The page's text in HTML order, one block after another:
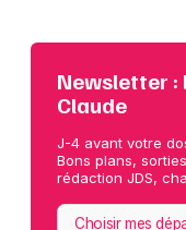
Newsletter :
Claude
J-4 avant votre
Bons plans,
rédaction JDS,
Choisir mes